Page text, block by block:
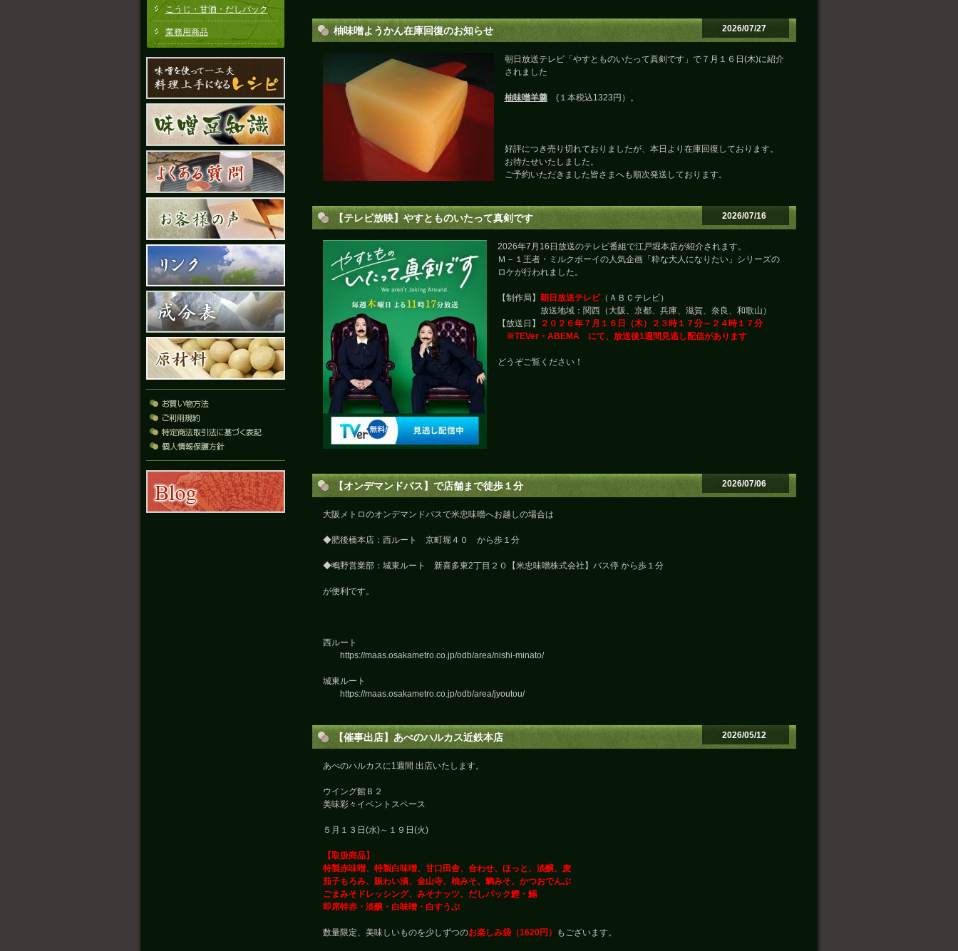
こうじ・甘酒・だしパック
業務用商品 柚味噌ようかん在庫回復のお知らせ 2026/07/27
朝日放送テレビ「やすとものいたって真剣です」で７月１６日(木)に紹介
されました
柚味噌羊羹(１本税込1323円）。
好評につき売り切れておりましたが、本日より在庫回復しております。
お待たせいたしました。
ご予約いただきました皆さまへも順次発送しております。
【テレビ放映】やすとものいたって真剣です 2026/07/16
2026年7月16日放送のテレビ番組で江戸堀本店が紹介されます。
Ｍ－１王者・ミルクボーイの人気企画「粋な大人になりたい」シリーズの
ロケが行われました。
【制作局】 朝日放送テレビ（ＡＢＣテレビ）
放送地域：関西（大阪、京都、兵庫、滋賀、奈良、和歌山）
【放送日】
２０２６年７月１６日（木）２３時１７分～２４時１７分
※TEVer・ABEMA にて、放送後1週間見逃し配信があります
どうぞご覧ください！
【オンデマンドバス】で店舗まで徒歩１分 2026/07/06
大阪メトロのオンデマンドバスで米忠味噌へお越しの場合は
◆肥後橋本店：西ルート 京町堀４０ から歩１分
◆鴫野営業部：城東ルート 新喜多東2丁目２０【米忠味噌株式会社】バス停 から歩１分
が便利です。
西ルート
https://maas.osakametro.co.jp/odb/area/nishi-minato/
城東ルート
https://maas.osakametro.co.jp/odb/area/jyoutou/
【催事出店】あべのハルカス近鉄本店 2026/05/12
あべのハルカスに1週間 出店いたします。
ウイング館Ｂ２
美味彩々イベントスペース
５月１３日(水)～１９日(火)
【取扱商品】
特製赤味噌、特製白味噌、甘口田舎、合わせ、ほっと、淡醸、麦
茄子もろみ、賑わい漬、金山寺、柚みそ、鯛みそ、かつおでんぶ
ごまみそドレッシング、みそナッツ、だしパック鰹・鰯
即席特赤・淡醸・白味噌・白すうぷ
数量限定、美味しいものを少しずつのお楽しみ袋（1620円） もございます。